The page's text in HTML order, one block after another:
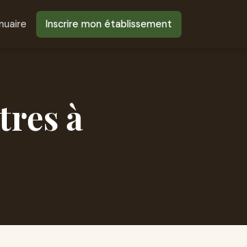
Inscrire mon établissement
à